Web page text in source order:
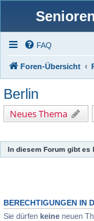
FAQ
Foren-Übersicht
Berlin
Neues Thema
In diesem Forum gibt es
BERECHTIGUNGEN IN
Sie dürfen keine neuen